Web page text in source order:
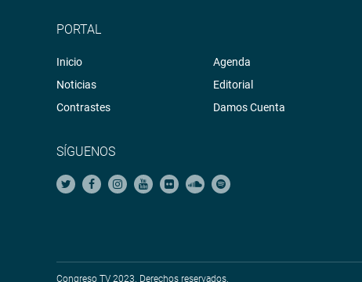
PORTAL
Inicio
Noticias
Contrastes
Agenda
Editorial
Damos Cuenta
SÍGUENOS
Congreso TV 2023. Derechos reservados.